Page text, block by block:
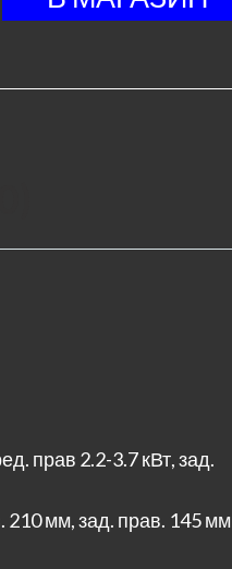
прав 2.2-3.7 кВт, зад.
мм, зад. прав. 145 мм